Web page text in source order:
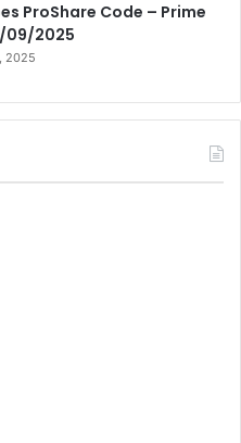
Qi Lite
ProShare Code – Prime
09/2025
2025